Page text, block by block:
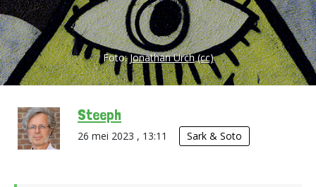
Foto:Jonathan Urch (cc)
Steeph
26 mei 2023 , 13:11 Sark & Soto